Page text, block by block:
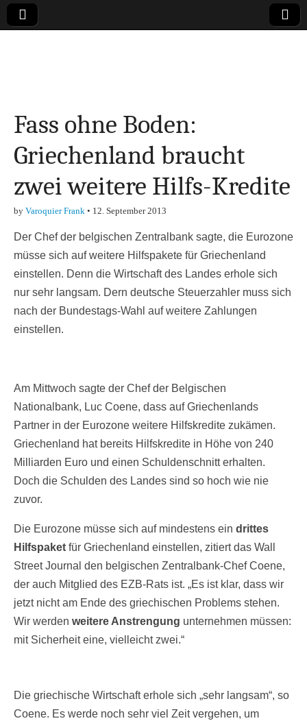
Finanzen,
Marketing-, Vertrieb-
& Investment-Tipps
Fass ohne Boden:
Griechenland braucht
zwei weitere Hilfs-Kredite
by Varoquier Frank • 12. September 2013
Der Chef der belgischen Zentralbank sagte, die Eurozone
müsse sich auf weitere Hilfspakete für Griechenland
einstellen. Denn die Wirtschaft des Landes erhole sich
nur sehr langsam. Dern deutsche Steuerzahler muss sich
nach der Bundestags-Wahl auf weitere Zahlungen
einstellen.
Am Mittwoch sagte der Chef der Belgischen
Nationalbank, Luc Coene, dass auf Griechenlands
Partner in der Eurozone weitere Hilfskredite zukämen.
Griechenland hat bereits Hilfskredite in Höhe von 240
Milliarden Euro und einen Schuldenschnitt erhalten.
Doch die Schulden des Landes sind so hoch wie nie
zuvor.
Die Eurozone müsse sich auf mindestens ein drittes
Hilfspaket für Griechenland einstellen, zitiert das Wall
Street Journal den belgischen Zentralbank-Chef Coene,
der auch Mitglied des EZB-Rats ist. „Es ist klar, dass wir
jetzt nicht am Ende des griechischen Problems stehen.
Wir werden weitere Anstrengung unternehmen müssen:
mit Sicherheit eine, vielleicht zwei.“
Die griechische Wirtschaft erhole sich „sehr langsam“, so
Coene. Es werde noch sehr viel Zeit vergehen, um